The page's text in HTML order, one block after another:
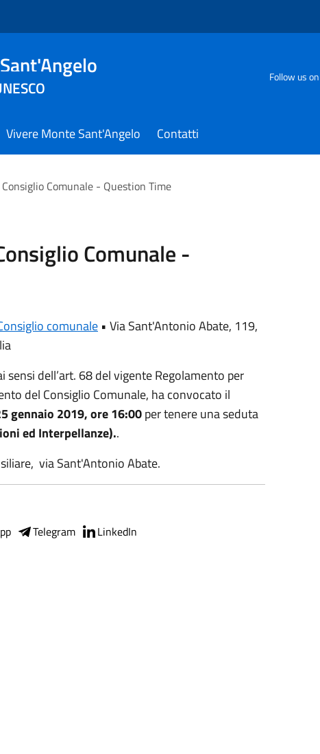
Follow us on
Vivere Monte Sant'Angelo Contatti
Comunale - Question Time
Comunale -
comunale • Via Sant'Antonio Abate, 119,
sensi dell’art. 68 del vigente Regolamento per
del Consiglio Comunale, ha convocato il
gennaio 2019, ore 16:00per tenere una seduta
ed Interpellanze)..
via Sant'Antonio Abate.
Telegram LinkedIn